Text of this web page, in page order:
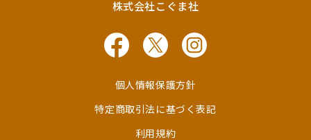
株式会社こぐま社
個人情報保護方針
特定商取引法に基づく表記
利用規約